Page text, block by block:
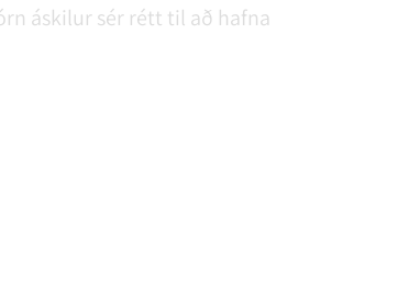
áskilur sér rétt til að hafna